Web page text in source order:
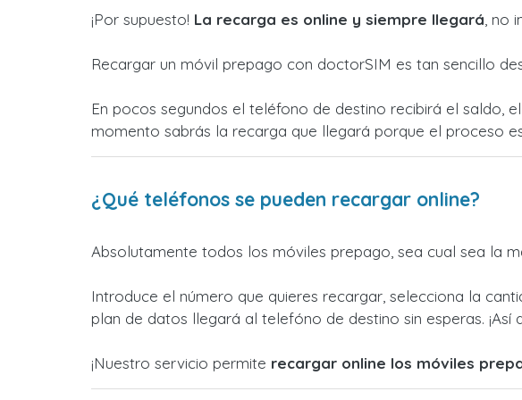
¡Por supuesto! La recarga es online y siempre llegará , no
Recargar un móvil prepago con doctorSIM es tan sencillo
En pocos segundos el teléfono de destino recibirá el saldo,
momento sabrás la recarga que llegará porque el proceso
¿Qué teléfonos se pueden recargar online?
Absolutamente todos los móviles prepago, sea cual sea la
Introduce el número que quieres recargar, selecciona la
plan de datos llegará al telefóno de destino sin esperas. ¡Así
¡Nuestro servicio permite recargar online los móviles